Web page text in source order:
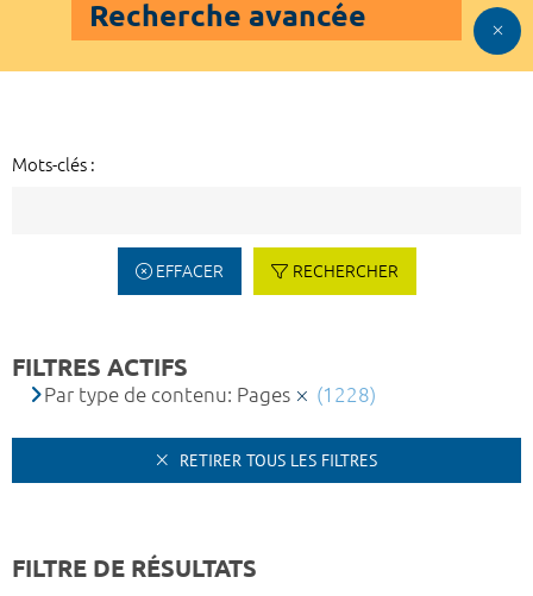
Recherche avancée
Mots-clés :
EFFACER RECHERCHER
FILTRES ACTIFS
Par type de contenu: Pages (1228)
RETIRER TOUS LES FILTRES
FILTRE DE RÉSULTATS